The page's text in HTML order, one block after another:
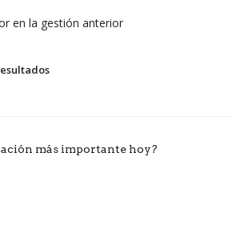
en la gestión anterior
más importante hoy?